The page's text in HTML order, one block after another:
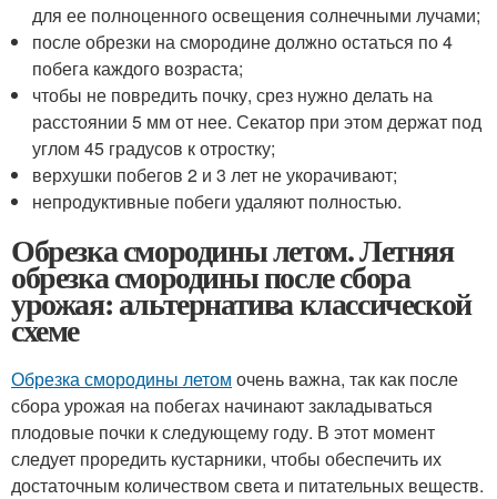
для ее полноценного освещения солнечными лучами;
после обрезки на смородине должно остаться по 4
побега каждого возраста;
чтобы не повредить почку, срез нужно делать на
расстоянии 5 мм от нее. Секатор при этом держат под
углом 45 градусов к отростку;
верхушки побегов 2 и 3 лет не укорачивают;
непродуктивные побеги удаляют полностью.
Обрезка смородины летом. Летняя
обрезка смородины после сбора
урожая: альтернатива классической
схеме
Обрезка смородины летом очень важна, так как после
сбора урожая на побегах начинают закладываться
плодовые почки к следующему году. В этот момент
следует проредить кустарники, чтобы обеспечить их
достаточным количеством света и питательных веществ.